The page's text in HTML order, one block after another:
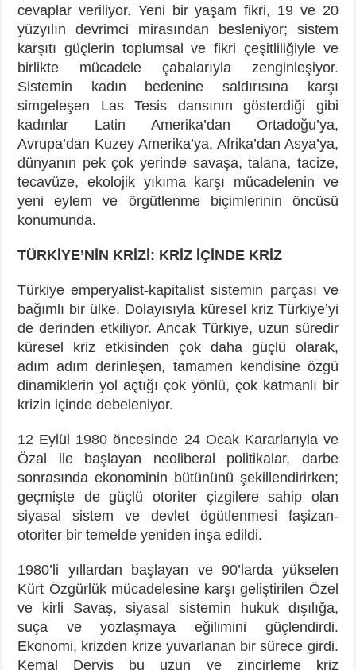
cevaplar veriliyor. Yeni bir yaşam fikri, 19 ve 20
yüzyılın devrimci mirasından besleniyor; sistem
karşıtı güçlerin toplumsal ve fikri çeşitliliğiyle ve
birlikte mücadele çabalarıyla zenginleşiyor.
Sistemin kadın bedenine saldırısına karşı
simgeleşen Las Tesis dansının gösterdiği gibi
kadınlar Latin Amerika’dan Ortadoğu’ya,
Avrupa’dan Kuzey Amerika’ya, Afrika’dan Asya’ya,
dünyanın pek çok yerinde savaşa, talana, tacize,
tecavüze, ekolojik yıkıma karşı mücadelenin ve
yeni eylem ve örgütlenme biçimlerinin öncüsü
konumunda.
TÜRKİYE’NİN KRİZİ: KRİZ İÇİNDE KRİZ
Türkiye emperyalist-kapitalist sistemin parçası ve
bağımlı bir ülke. Dolayısıyla küresel kriz Türkiye’yi
de derinden etkiliyor. Ancak Türkiye, uzun süredir
küresel kriz etkisinden çok daha güçlü olarak,
adım adım derinleşen, tamamen kendisine özgü
dinamiklerin yol açtığı çok yönlü, çok katmanlı bir
krizin içinde debeleniyor.
12 Eylül 1980 öncesinde 24 Ocak Kararlarıyla ve
Özal ile başlayan neoliberal politikalar, darbe
sonrasında ekonominin bütününü şekillendirirken;
geçmişte de güçlü otoriter çizgilere sahip olan
siyasal sistem ve devlet ögütlenmesi faşizan-
otoriter bir temelde yeniden inşa edildi.
1980’li yıllardan başlayan ve 90’larda yükselen
Kürt Özgürlük mücadelesine karşı geliştirilen Özel
ve kirli Savaş, siyasal sistemin hukuk dışılığa,
suça ve yozlaşmaya eğilimini güçlendirdi.
Ekonomi, krizden krize yuvarlanan bir sürece girdi.
Kemal Derviş bu uzun ve zincirleme kriz